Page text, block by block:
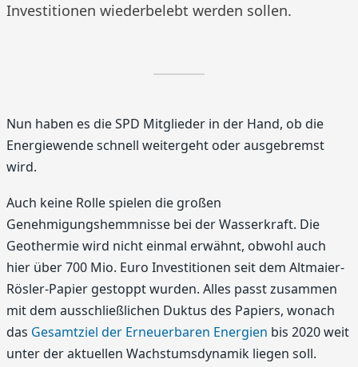
Investitionen wiederbelebt werden sollen.
Nun haben es die SPD Mitglieder in der Hand, ob die
Energiewende schnell weitergeht oder ausgebremst
wird.
Auch keine Rolle spielen die großen
Genehmigungshemmnisse bei der Wasserkraft. Die
Geothermie wird nicht einmal erwähnt, obwohl auch
hier über 700 Mio. Euro Investitionen seit dem Altmaier-
Rösler-Papier gestoppt wurden. Alles passt zusammen
mit dem ausschließlichen Duktus des Papiers, wonach
das Gesamtziel der Erneuerbaren Energien bis 2020 weit
unter der aktuellen Wachstumsdynamik liegen soll.